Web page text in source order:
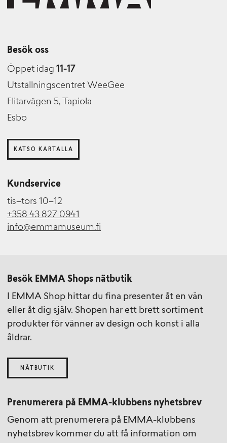
Besök oss
Öppet idag 11-17
Utställningscentret WeeGee
Flitarvägen 5, Tapiola
Esbo
KATSO KARTALLA
Kundservice
tis–tors 10–12
+358 43 827 0941
info@emmamuseum.fi
Besök EMMA Shops nätbutik
I EMMA Shop hittar du fina presenter åt en vän
eller åt dig själv. Shopen har ett brett sortiment
produkter för vänner av design och konst i alla
åldrar.
NÄTBUTIK
Prenumerera på EMMA-klubbens nyhetsbrev
Genom att prenumerera på EMMA-klubbens
nyhetsbrev kommer du att få information om